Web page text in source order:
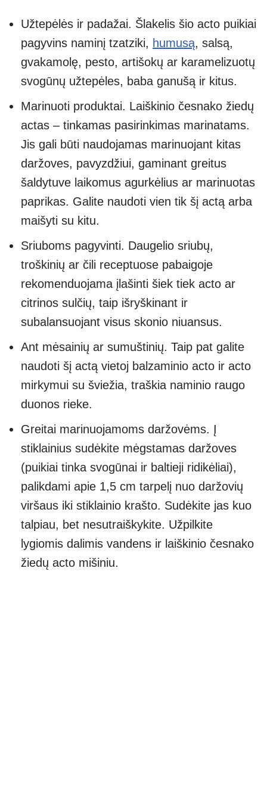
Užtepėlės ir padažai. Šlakelis šio acto puikiai
pagyvins naminį tzatziki, humusą, salsą,
gvakamolę, pesto, artišokų ar karamelizuotų
svogūnų užtepėles, baba ganušą ir kitus.
Marinuoti produktai. Laiškinio česnako žiedų
actas – tinkamas pasirinkimas marinatams.
Jis gali būti naudojamas marinuojant kitas
daržoves, pavyzdžiui, gaminant greitus
šaldytuve laikomus agurkėlius ar marinuotas
paprikas. Galite naudoti vien tik šį actą arba
maišyti su kitu.
Sriuboms pagyvinti. Daugelio sriubų,
troškinių ar čili receptuose pabaigoje
rekomenduojama įlašinti šiek tiek acto ar
citrinos sulčių, taip išryškinant ir
subalansuojant visus skonio niuansus.
Ant mėsainių ar sumuštinių. Taip pat galite
naudoti šį actą vietoj balzaminio acto ir acto
mirkymui su šviežia, traškia naminio raugo
duonos rieke.
Greitai marinuojamoms daržovėms. Į
stiklainius sudėkite mėgstamas daržoves
(puikiai tinka svogūnai ir baltieji ridikėliai),
palikdami apie 1,5 cm tarpelį nuo daržovių
viršaus iki stiklainio krašto. Sudėkite jas kuo
talpiau, bet nesutraiškykite. Užpilkite
lygiomis dalimis vandens ir laiškinio česnako
žiedų acto mišiniu.